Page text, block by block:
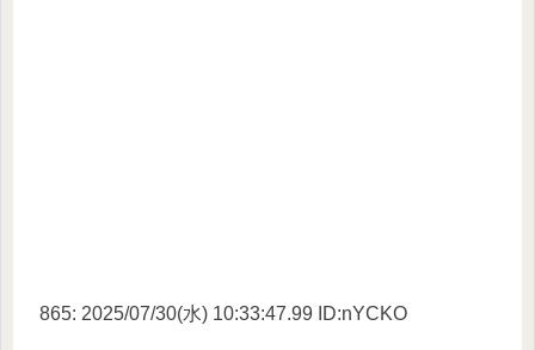
865: 2025/07/30(水) 10:33:47.99 ID:nYCKO